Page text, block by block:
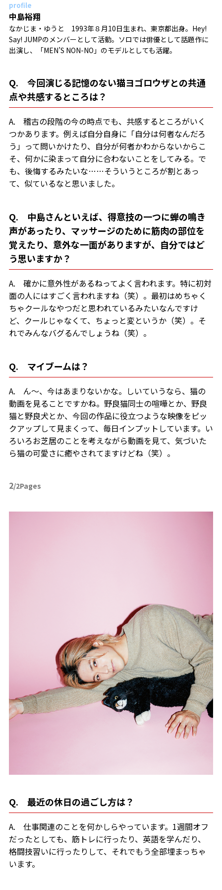
profile
中島裕翔
なかじま・ゆうと 1993年８月10日生まれ、東京都出身。Hey!
Say! JUMPのメンバーとして活動。ソロでは俳優として話題作に
出演し、「MEN’S NON-NO」のモデルとしても活躍。
Q. 今回演じる記憶のない猫ヨゴロウザとの共通
点や共感するところは？
A. 稽古の段階の今の時点でも、共感するところがいく
つかあります。例えば自分自身に「自分は何者なんだろ
う」って問いかけたり、自分が何者かわからないからこ
そ、何かに染まって自分に合わないことをしてみる。で
も、後悔するみたいな……そういうところが割とあっ
て、似ているなと思いました。
Q. 中島さんといえば、得意技の一つに蝉の鳴き
声があったり、マッサージのために筋肉の部位を
覚えたり、意外な一面がありますが、自分ではど
う思いますか？
A. 確かに意外性があるねってよく言われます。特に初対
面の人にはすごく言われますね（笑）。最初はめちゃく
ちゃクールなやつだと思われているみたいなんですけ
ど、クールじゃなくて、ちょっと変というか（笑）。そ
れでみんなバグるんでしょうね（笑）。
Q. マイブームは？
A. ん〜、今はあまりないかな。しいていうなら、猫の
動画を見ることですかね。野良猫同士の喧嘩とか、野良
猫と野良犬とか、今回の作品に役立つような映像をピッ
クアップして見まくって、毎日インプットしています。い
ろいろお芝居のことを考えながら動画を見て、気づいた
ら猫の可愛さに癒やされてますけどね（笑）。
2/2Pages
Q. 最近の休日の過ごし方は？
A. 仕事関連のことを何かしらやっています。1週間オフ
だったとしても、筋トレに行ったり、英語を学んだり、
格闘技習いに行ったりして、それでもう全部埋まっちゃ
います。